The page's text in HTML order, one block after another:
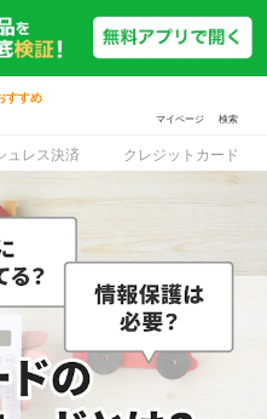
すすめ
マイページ 検索
ュレス決済 クレジットカード